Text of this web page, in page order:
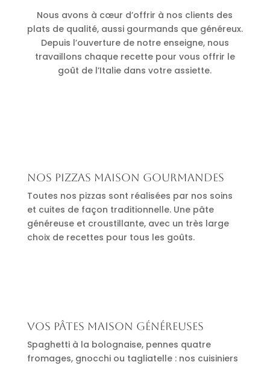
Nous avons à cœur d’offrir à nos clients des
plats de qualité, aussi gourmands que généreux.
Depuis l’ouverture de notre enseigne, nous
travaillons chaque recette pour vous offrir le
goût de l’Italie dans votre assiette.
Nos pizzas maison gourmandes
Toutes nos pizzas sont réalisées par nos soins
et cuites de façon traditionnelle. Une pâte
généreuse et croustillante, avec un très large
choix de recettes pour tous les goûts.
Vos pâtes maison généreuses
Spaghetti à la bolognaise, pennes quatre
fromages, gnocchi ou tagliatelle : nos cuisiniers